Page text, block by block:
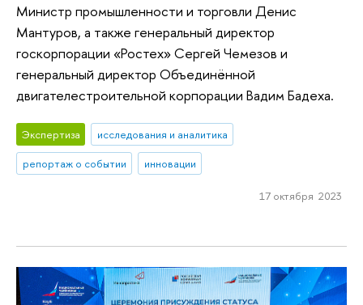
Министр промышленности и торговли Денис
Мантуров, а также генеральный директор
госкорпорации «Ростех» Сергей Чемезов и
генеральный директор Объединённой
двигателестроительной корпорации Вадим Бадеха.
Экспертиза
исследования и аналитика
репортаж о событии
инновации
17 октября 2023